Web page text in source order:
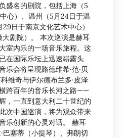
盛名的剧院，包括上海（5
心）、温州（5月24日于温
日于南京文化艺术中心）
大剧院）。 本次巡演是赫耳
室内乐的一场音乐旅程。这
在国际乐坛上迅速崭露头
乐会将呈现路德维希·范·贝
维奇与伊尔德布兰多·皮泽
跨百年的音乐长河之路——
，一直到意大利二十世纪的
次中国巡演，将为观众带来
乐创新的心灵对话。 赫耳
巴塞蒂（小提琴）、弗朗切